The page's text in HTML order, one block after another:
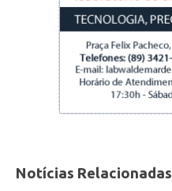
Notícias Relacionadas